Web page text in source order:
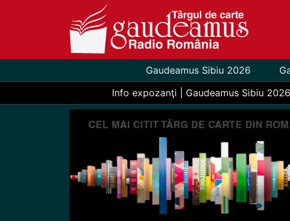
Gaudeamus Sibiu 2026
Info expozanţi | Gaudeamus Sibiu 2026